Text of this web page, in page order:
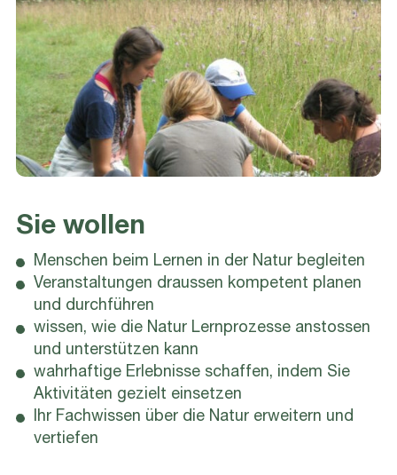
Sie wollen
Menschen beim Lernen in der Natur begleiten
Veranstaltungen draussen kompetent planen
und durchführen
wissen, wie die Natur Lernprozesse anstossen
und unterstützen kann
wahrhaftige Erlebnisse schaffen, indem Sie
Aktivitäten gezielt einsetzen
Ihr Fachwissen über die Natur erweitern und
vertiefen